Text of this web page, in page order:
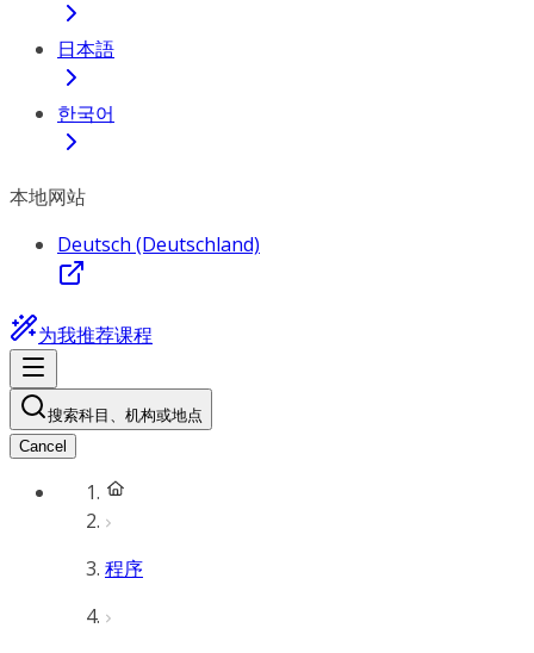
日本語
한국어
本地网站
Deutsch (Deutschland)
为我推荐课程
搜索科目、机构或地点
Cancel
程序